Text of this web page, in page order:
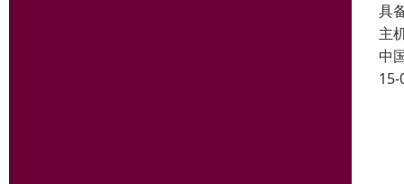
具
主
中
15-